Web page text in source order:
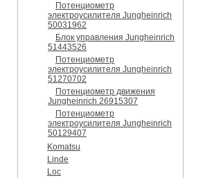
Потенциометр
электроусилителя Jungheinrich
50031962
Блок управления Jungheinrich
51443526
Потенциометр
электроусилителя Jungheinrich
51270702
Потенциометр движения
Jungheinrich 26915307
Потенциометр
электроусилителя Jungheinrich
50129407
Komatsu
Linde
Loc